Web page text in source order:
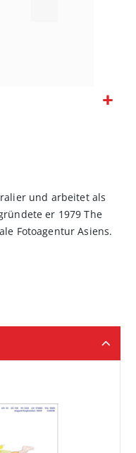
und arbeitet als
er 1979 The
Fotoagentur Asiens.